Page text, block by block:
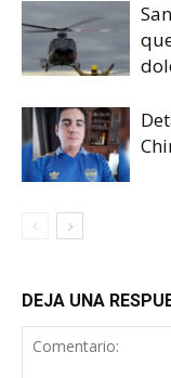
DEJA UNA